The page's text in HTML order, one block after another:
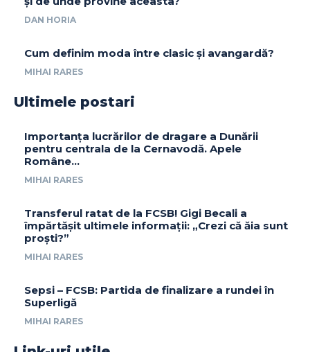
DAN HORIA
Cum definim moda între clasic și avangardă?
MIHAI RARES
Ultimele postari
Importanța lucrărilor de dragare a Dunării
pentru centrala de la Cernavodă. Apele
Române…
MIHAI RARES
Transferul ratat de la FCSB! Gigi Becali a
împărtășit ultimele informații: „Crezi că ăia sunt
proști?”
MIHAI RARES
Sepsi – FCSB: Partida de finalizare a rundei în
Superligă
MIHAI RARES